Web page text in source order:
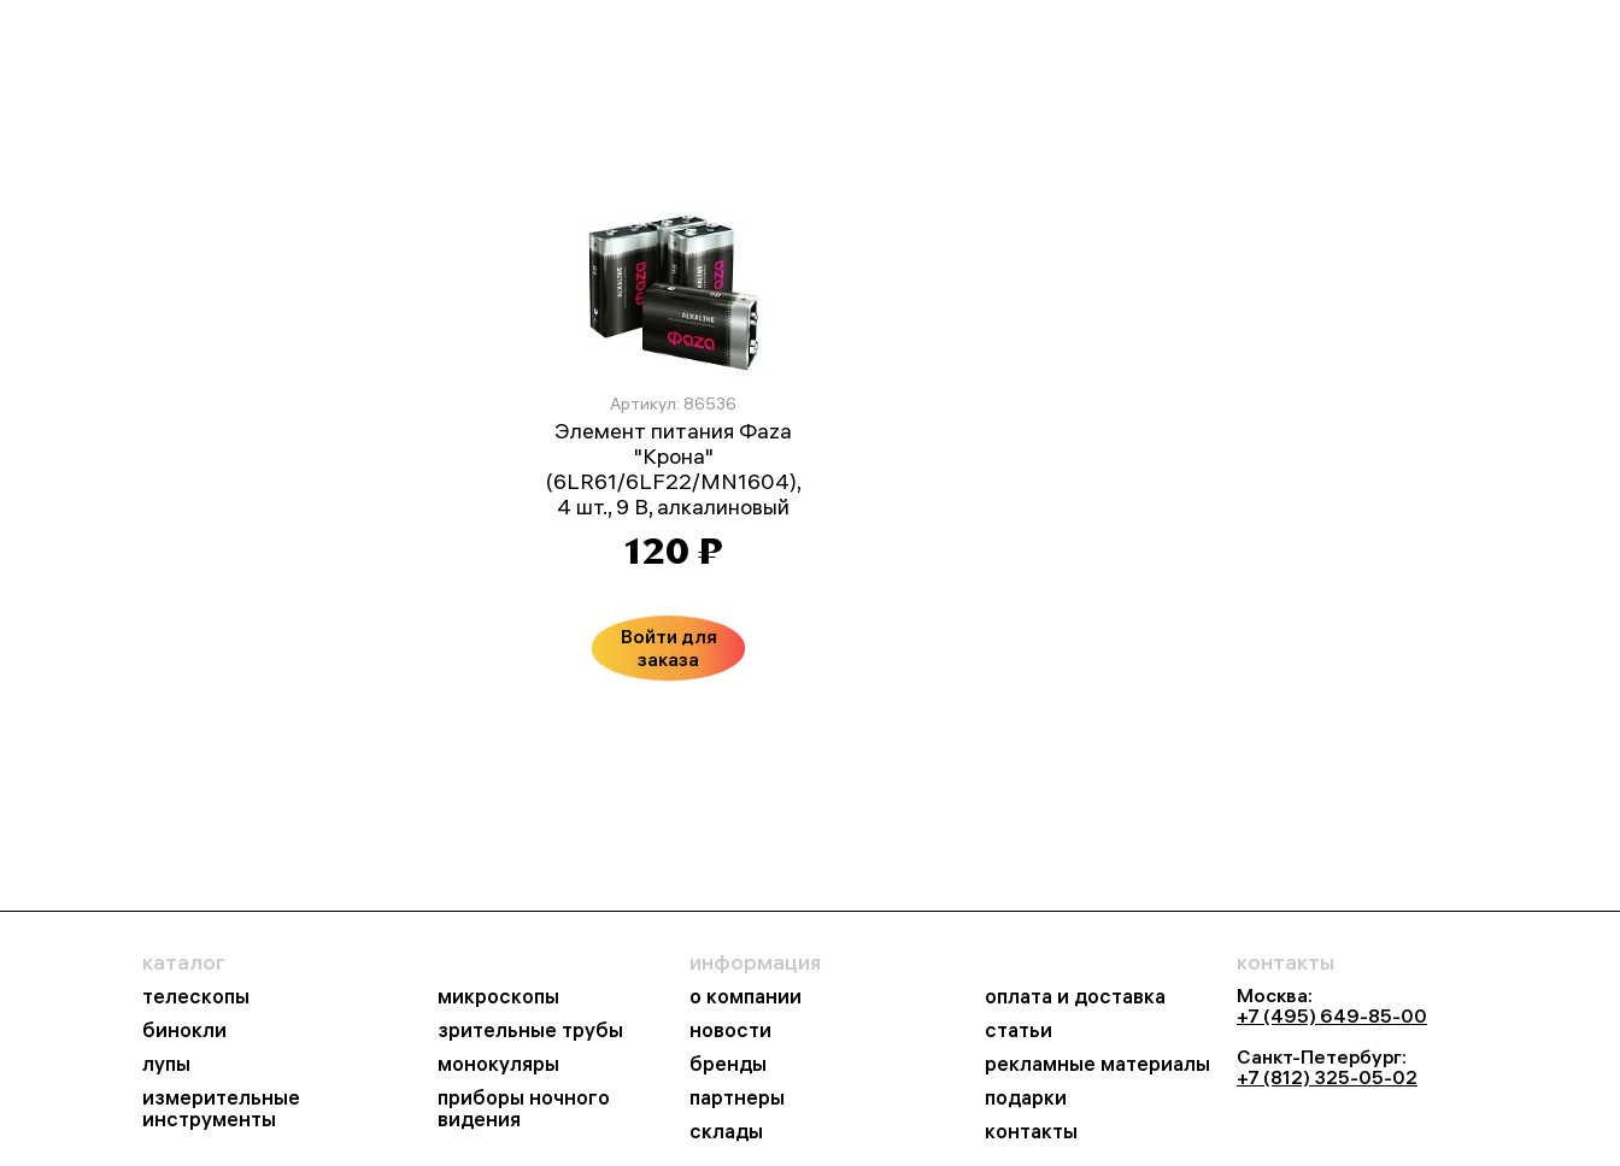
Артикул: 86536
Элемент питания Фаzа
"Крона"
(6LR61/6LF22/MN1604),
4 шт., 9 В, алкалиновый
120 ₽
Войти для
заказа
каталог
телескопы
микроскопы
бинокли
зрительные трубы
лупы
монокуляры
измерительные
инструменты
приборы ночного
видения
информация
о компании
оплата и доставка
новости
статьи
бренды
рекламные материалы
партнеры
подарки
склады
контакты
контакты
Москва:
+7 (495) 649-85-00
Санкт-Петербург:
+7 (812) 325-05-02